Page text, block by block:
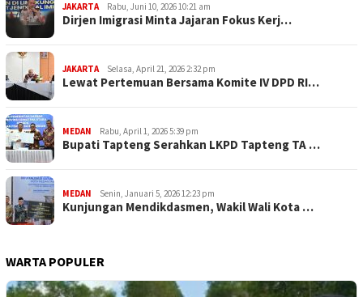
JAKARTA Rabu, Juni 10, 2026 10:21 am
Dirjen Imigrasi Minta Jajaran Fokus Kerj…
JAKARTA Selasa, April 21, 2026 2:32 pm
Lewat Pertemuan Bersama Komite IV DPD RI…
MEDAN Rabu, April 1, 2026 5:39 pm
Bupati Tapteng Serahkan LKPD Tapteng TA …
MEDAN Senin, Januari 5, 2026 12:23 pm
Kunjungan Mendikdasmen, Wakil Wali Kota …
WARTA POPULER